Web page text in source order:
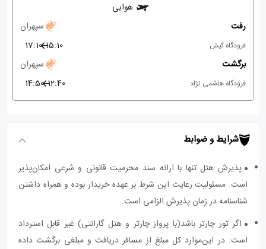
هوایی
رفت
سپهران
فرودگاه کیش 15:10
17:10
برگشت
سپهران
فرودگاه هاشمی نژاد 12:40
14:50
شرایط و ضوابط
پذیرش هتل تنها با ارائه سند محرمیت قانونی و شرعی امکان‌پذیر
است. مسئولیت رعایت این شرط بر عهده خریدار بوده و همراه داشتن
شناسنامه در زمان پذیرش الزامی است.
اگر تور چارتر باشد(با پرواز چارتر و هتل گارانتی) غیر قابل استرداد
است. در این‌موارد کل مبلغ از مسافر دریافت و مبلغی برگشت داده